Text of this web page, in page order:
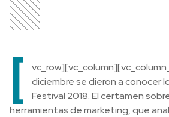
[
diciembre se dieron a conocer
Festival 2018. El certamen
herramientas de marketing, que